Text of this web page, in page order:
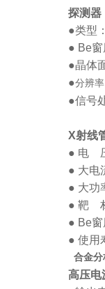
探测器
●类型
● Be
●晶体
●分辨
●信号
X射线
● 电
● 大电
● 大功
● 靶
● Be
● 使用
合金
高压电